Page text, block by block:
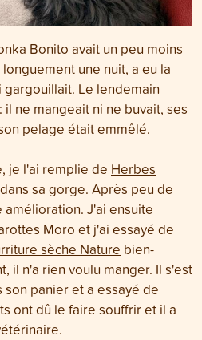
Bonito avait un peu moins
une nuit, a eu la
Le lendemain
ne mangeait ni ne buvait, ses
pelage était emmêlé.
je l'ai remplie de Herbes
sa gorge. Après peu de
J'ai ensuite
Moro et j'ai essayé de
sèche Nature bien-
il n'a rien voulu manger. Il s'est
panier et a essayé de
ont dû le faire souffrir et il a